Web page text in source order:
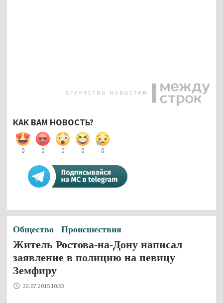
КАК ВАМ НОВОСТЬ?
0 0 0 0 0
Общество Происшествия
Житель Ростова-на-Дону написал
заявление в полицию на певицу
Земфиру
22.07.2015 10:33